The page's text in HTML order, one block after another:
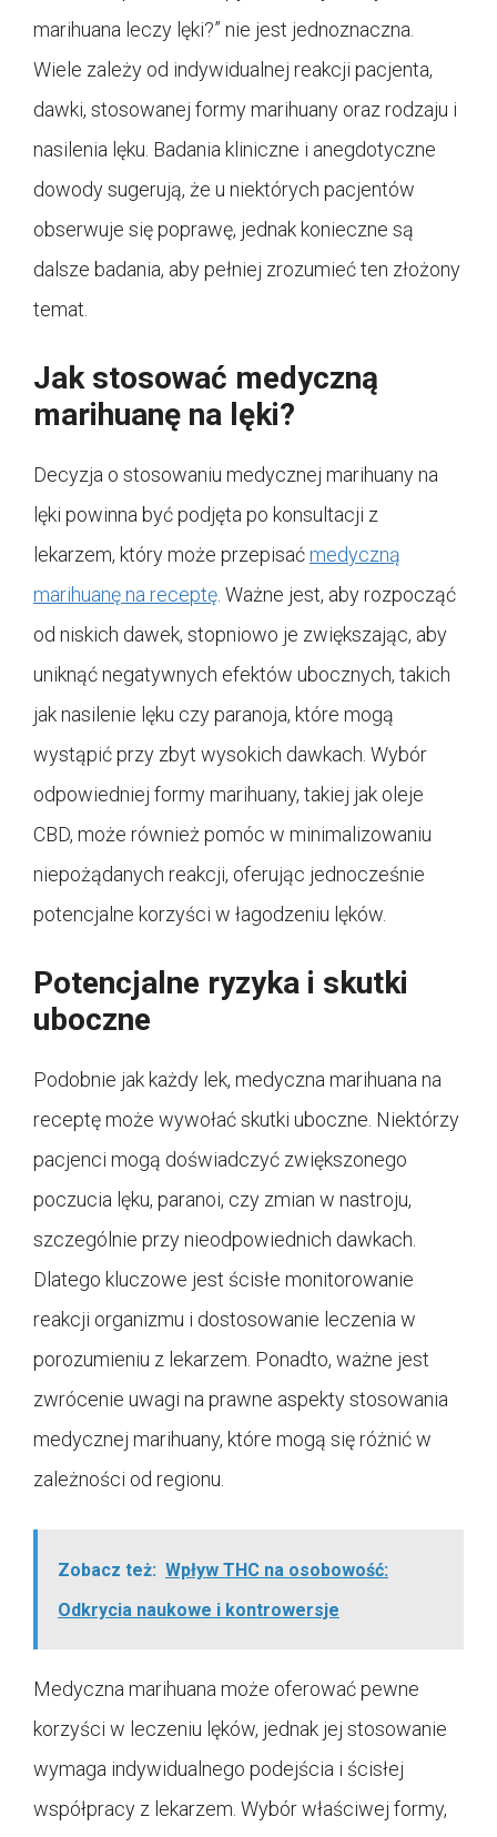
marihuana leczy lęki?” nie jest jednoznaczna.
Wiele zależy od indywidualnej reakcji pacjenta,
dawki, stosowanej formy marihuany oraz rodzaju i
nasilenia lęku. Badania kliniczne i anegdotyczne
dowody sugerują, że u niektórych pacjentów
obserwuje się poprawę, jednak konieczne są
dalsze badania, aby pełniej zrozumieć ten złożony
temat.
Jak stosować medyczną
marihuanę na lęki?
Decyzja o stosowaniu medycznej marihuany na
lęki powinna być podjęta po konsultacji z
lekarzem, który może przepisaćmedyczną
marihuanę na receptę . Ważne jest, aby rozpocząć
od niskich dawek, stopniowo je zwiększając, aby
uniknąć negatywnych efektów ubocznych, takich
jak nasilenie lęku czy paranoja, które mogą
wystąpić przy zbyt wysokich dawkach. Wybór
odpowiedniej formy marihuany, takiej jak oleje
CBD, może również pomóc w minimalizowaniu
niepożądanych reakcji, oferując jednocześnie
potencjalne korzyści w łagodzeniu lęków.
Potencjalne ryzyka i skutki
uboczne
Podobnie jak każdy lek, medyczna marihuana na
receptę może wywołać skutki uboczne. Niektórzy
pacjenci mogą doświadczyć zwiększonego
poczucia lęku, paranoi, czy zmian w nastroju,
szczególnie przy nieodpowiednich dawkach.
Dlatego kluczowe jest ścisłe monitorowanie
reakcji organizmu i dostosowanie leczenia w
porozumieniu z lekarzem. Ponadto, ważne jest
zwrócenie uwagi na prawne aspekty stosowania
medycznej marihuany, które mogą się różnić w
zależności od regionu.
Zobacz też: Wpływ THC na osobowość:
Odkrycia naukowe i kontrowersje
Medyczna marihuana może oferować pewne
korzyści w leczeniu lęków, jednak jej stosowanie
wymaga indywidualnego podejścia i ścisłej
współpracy z lekarzem. Wybór właściwej formy,